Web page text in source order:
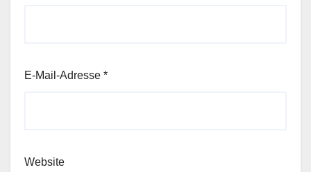
E-Mail-Adresse *
Website